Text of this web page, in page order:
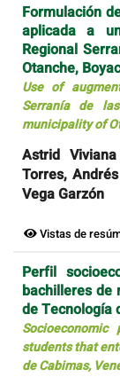
Formulación
aplicada a
Regional
Otanche,
Use of
Serranía de
municipality of
Astrid
Torres,
Vega Garzón
Vistas de
Perfil
bachilleres de
de Tecnología
students that
de Cabimas,